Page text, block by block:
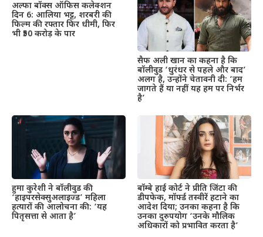
अल्फा बॉक्स ऑफिस कलेक्शन
दिन 6: आलिया भट्ट, शरबरी की
फिल्म की रफ्तार फिर धीमी, फिर
भी ₹50 करोड़ के पार
सैफ अली खान का कहना है कि
बॉलीवुड ‘धुरंधर से पहले और बाद’
अलग है, उन्होंने चेतावनी दी: ‘हम
जागते हैं या नहीं यह हम पर निर्भर
है’
हुमा कुरेशी ने बॉलीवुड की
‘हाइपरसेक्सुअलाइज्ड’ महिला
हत्यारों की आलोचना की: ‘यह
पितृसत्ता से आता है’
बॉम्बे हाई कोर्ट ने प्रीति जिंटा की
डीपफेक, मॉर्फ्ड तस्वीरें हटाने का
आदेश दिया; उनका कहना है कि
उनका दुरुपयोग ‘उनके मौलिक
अधिकारों को प्रभावित करता है’